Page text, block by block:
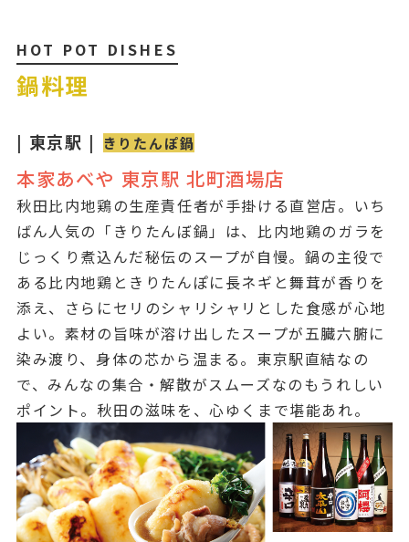
HOT POT DISHES
鍋料理
| 東京駅 | きりたんぽ鍋
本家あべや 東京駅 北町酒場店
秋田比内地鶏の生産責任者が手掛ける直営店。いち
ばん人気の「きりたんぼ鍋」は、比内地鶏のガラを
じっくり煮込んだ秘伝のスープが自慢。鍋の主役で
ある比内地鶏ときりたんぽに長ネギと舞茸が香りを
添え、さらにセリのシャリシャリとした食感が心地
よい。素材の旨味が溶け出したスープが五臓六腑に
染み渡り、身体の芯から温まる。東京駅直結なの
で、みんなの集合・解散がスムーズなのもうれしい
ポイント。秋田の滋味を、心ゆくまで堪能あれ。